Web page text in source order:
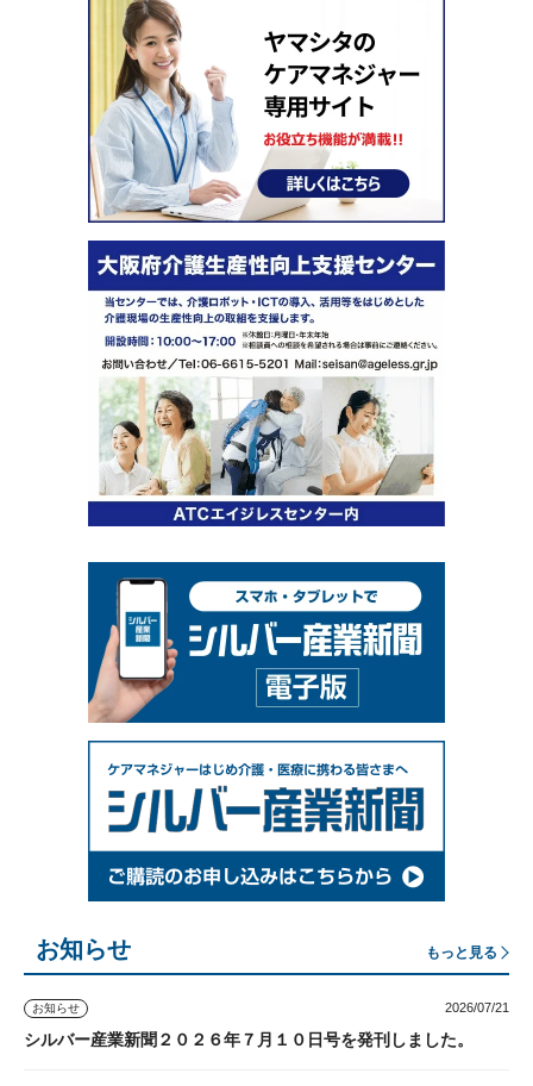
お知らせ もっと見る
お知らせ 2026/07/21
シルバー産業新聞２０２６年７月１０日号を発刊しました。